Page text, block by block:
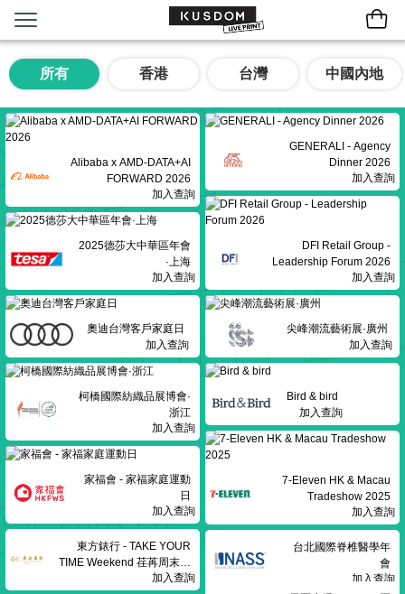
所有 香港 台灣 中國內地
Alibaba x AMD-DATA+AI
FORWARD 2026
加入查詢
GENERALI - Agency
Dinner 2026
加入查詢
DFI Retail Group -
Leadership Forum 2026
加入查詢
2025德莎大中華區年會
·上海
加入查詢
奧迪台灣客戶家庭日
加入查詢
尖峰潮流藝術展·廣州
加入查詢
柯橋國際紡織品展博會·
浙江
加入查詢
Bird & bird
加入查詢
7-Eleven HK & Macau
Tradeshow 2025
加入查詢
家福會 - 家福家庭運動
日
加入查詢
東方錶行 - TAKE YOUR
TIME Weekend 荏苒周末展
覽
加入查詢
台北國際脊椎醫學年
會
加入查詢